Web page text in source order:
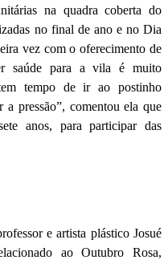
na quadra coberta do
no final de ano e no Dia
vez com o oferecimento de
saúde para a vila é muito
tempo de ir ao postinho
pressão”, comentou ela que
anos, para participar das
e artista plástico Josué
ao Outubro Rosa,